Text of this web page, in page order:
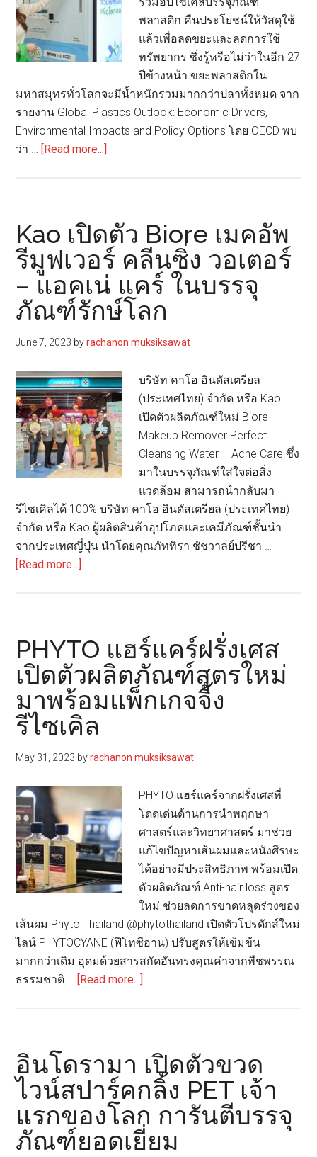
เลท
เทียม
พลาสติก คืนประโยชน์ให้วัสดุใช้
แล้วเพื่อลดขยะและลดการใช้
ทรัพยากร ซึ่งรู้หรือไม่ว่าในอีก 27
ปีข้างหน้า ขยะพลาสติกใน
มหาสมุทรทั่วโลกจะมีน้ำหนักรวมมากกว่าปลาทั้งหมด จาก
รายงาน Global Plastics Outlook: Economic Drivers,
Environmental Impacts and Policy Options โดย OECD พบ
ว่า …
[Read more...]
มั่น
ด้าน
ความ
ยั่งยืน
เร่ง
ลด
ใน
บรรจุ
ภัณฑ์
ใส่ใจ
ต่อ
สิ่ง
แวดล้อม
Kao เปิดตัว Biore เมคอัพ
รีมูฟเวอร์ คลีนซิ่ง วอเตอร์
– แอคเน่ แคร์ ในบรรจุ
ภัณฑ์รักษ์โลก
June 7, 2023 byrachanon muksiksawat
บริษัท คาโอ อินดัสเตรียล
(ประเทศไทย) จำกัด หรือ Kao
เปิดตัวผลิตภัณฑ์ใหม่ Biore
Makeup Remover Perfect
Cleansing Water – Acne Care ซึ่ง
มาในบรรจุภัณฑ์ใส่ใจต่อสิ่ง
แวดล้อม สามารถนำกลับมา
รีไซเคิลได้ 100% บริษัท คาโอ อินดัสเตรียล (ประเทศไทย)
จำกัด หรือ Kao ผู้ผลิตสินค้าอุปโภคและเคมีภัณฑ์ชั้นนำ
จากประเทศญี่ปุ่น นำโดยคุณภัททิรา ชัชวาลย์ปรีชา …
[Read more...]
Biore
เมคอัพ
รี
มูฟ
เวอร์
คลี
ซิ่ง
วอ
เตอร์
–
แอ
คเน่
แคร์
ใน
ภัณฑ์
รักษ์
โลก
PHYTO แฮร์แคร์ฝรั่งเศส
เปิดตัวผลิตภัณฑ์สูตรใหม่
มาพร้อมแพ็กเกจจิ้ง
รีไซเคิล
May 31, 2023 byrachanon muksiksawat
PHYTO แฮร์แคร์จากฝรั่งเศสที่
โดดเด่นด้านการนำพฤกษา
ศาสตร์และวิทยาศาสตร์ มาช่วย
แก้ไขปัญหาเส้นผมและหนังศีรษะ
ได้อย่างมีประสิทธิภาพ พร้อมเปิด
ตัวผลิตภัณฑ์ Anti-hair loss สูตร
ใหม่ ช่วยลดการขาดหลุดร่วงของ
เส้นผม Phyto Thailand @phytothailand เปิดตัวโปรดักส์ใหม่
ไลน์ PHYTOCYANE (ฟีโทซีอาน) ปรับสูตรให้เข้มข้น
มากกว่าเดิม อุดมด้วยสารสกัดอันทรงคุณค่าจากพืชพรรณ
ธรรมชาติ …
[Read more...]
ฝรั่งเศส
เปิด
ตัว
ผลิตภัณฑ์
สูตร
ใหม่
อินโดรามา เปิดตัวขวด
ไวน์สปาร์คกลิ้ง PET เจ้า
แรกของโลก การันตีบรรจุ
ภัณฑ์ยอดเยี่ยม